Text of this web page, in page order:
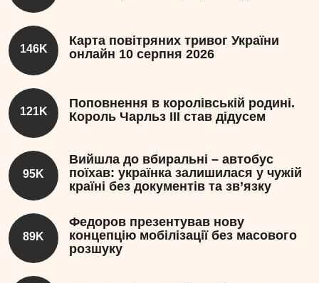
146K
Карта повітряних тривог України
онлайн 10 серпня 2026
121K
Поповнення в королівській родині.
Король Чарльз III став дідусем
95K
Вийшла до вбиральні – автобус
поїхав: українка залишилася у чужій
країні без документів та зв’язку
89K
Федоров презентував нову
концепцію мобілізації без масового
розшуку